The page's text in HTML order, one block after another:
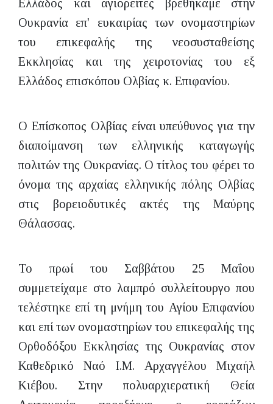
Ελλάδος και αγιορείτες βρεθήκαμε στην
Ουκρανία επ' ευκαιρίας των ονομαστηρίων
του επικεφαλής της νεοσυσταθείσης
Εκκλησίας και της χειροτονίας του εξ
Ελλάδος επισκόπου Ολβίας κ. Επιφανίου.
Ο Επίσκοπος Ολβίας είναι υπεύθυνος για την
διαποίμανση των ελληνικής καταγωγής
πολιτών της Ουκρανίας. Ο τίτλος του φέρει το
όνομα της αρχαίας ελληνικής πόλης Ολβίας
στις βορειοδυτικές ακτές της Μαύρης
Θάλασσας.
Το πρωί του Σαββάτου 25 Μαΐου
συμμετείχαμε στο λαμπρό συλλείτουργο που
τελέστηκε επί τη μνήμη του Αγίου Επιφανίου
και επί των ονομαστηρίων του επικεφαλής της
Ορθοδόξου Εκκλησίας της Ουκρανίας στον
Καθεδρικό Ναό Ι.Μ. Αρχαγγέλου Μιχαήλ
Κιέβου. Στην πολυαρχιερατική Θεία